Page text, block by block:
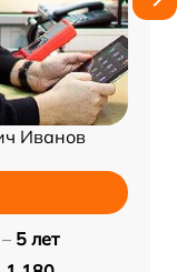
Иванов
5 лет